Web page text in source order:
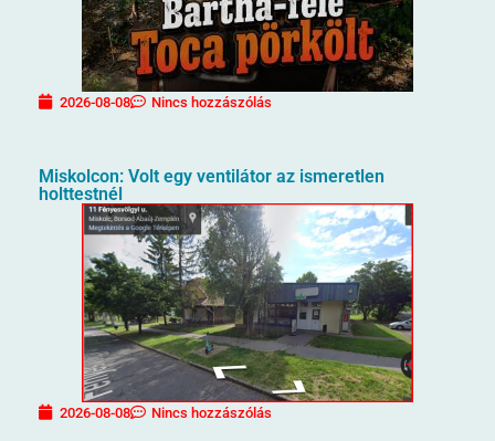
2026-08-08 Nincs hozzászólás
Miskolcon: Volt egy ventilátor az ismeretlen
holttestnél
2026-08-08 Nincs hozzászólás